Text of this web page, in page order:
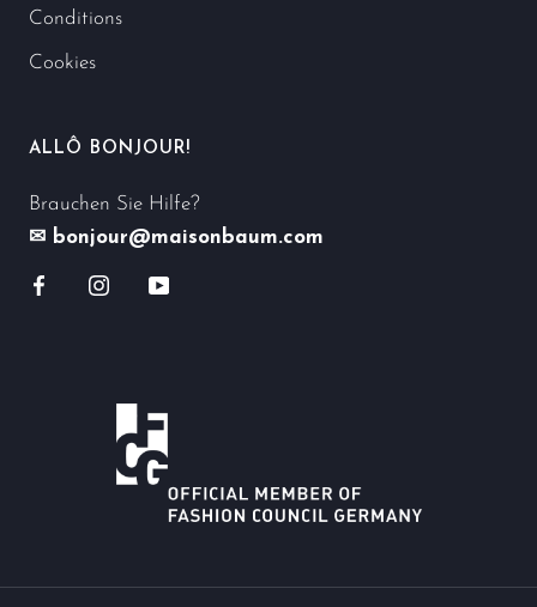
Conditions
Cookies
ALLÔ BONJOUR!
Brauchen Sie Hilfe?
✉ bonjour@maisonbaum.com